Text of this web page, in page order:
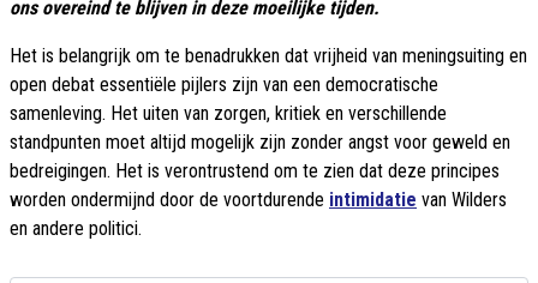
ons overeind te blijven in deze moeilijke tijden.
Het is belangrijk om te benadrukken dat vrijheid van meningsuiting en
open debat essentiële pijlers zijn van een democratische
samenleving. Het uiten van zorgen, kritiek en verschillende
standpunten moet altijd mogelijk zijn zonder angst voor geweld en
bedreigingen. Het is verontrustend om te zien dat deze principes
worden ondermijnd door de voortdurende intimidatie van Wilders
en andere politici.